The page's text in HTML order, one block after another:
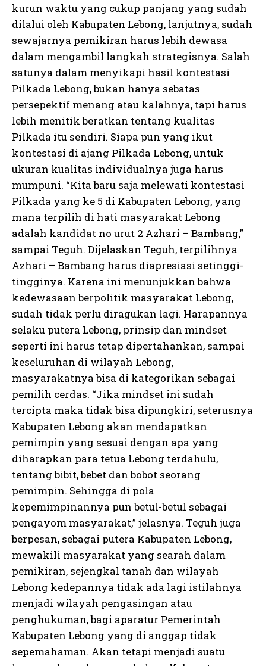
kurun waktu yang cukup panjang yang sudah
dilalui oleh Kabupaten Lebong, lanjutnya, sudah
sewajarnya pemikiran harus lebih dewasa
dalam mengambil langkah strategisnya. Salah
satunya dalam menyikapi hasil kontestasi
Pilkada Lebong, bukan hanya sebatas
persepektif menang atau kalahnya, tapi harus
lebih menitik beratkan tentang kualitas
Pilkada itu sendiri. Siapa pun yang ikut
kontestasi di ajang Pilkada Lebong, untuk
ukuran kualitas individualnya juga harus
mumpuni. “Kita baru saja melewati kontestasi
Pilkada yang ke 5 di Kabupaten Lebong, yang
mana terpilih di hati masyarakat Lebong
adalah kandidat no urut 2 Azhari – Bambang,”
sampai Teguh. Dijelaskan Teguh, terpilihnya
Azhari – Bambang harus diapresiasi setinggi-
tingginya. Karena ini menunjukkan bahwa
kedewasaan berpolitik masyarakat Lebong,
sudah tidak perlu diragukan lagi. Harapannya
selaku putera Lebong, prinsip dan mindset
seperti ini harus tetap dipertahankan, sampai
keseluruhan di wilayah Lebong,
masyarakatnya bisa di kategorikan sebagai
pemilih cerdas. “Jika mindset ini sudah
tercipta maka tidak bisa dipungkiri, seterusnya
Kabupaten Lebong akan mendapatkan
pemimpin yang sesuai dengan apa yang
diharapkan para tetua Lebong terdahulu,
tentang bibit, bebet dan bobot seorang
pemimpin. Sehingga di pola
kepemimpinannya pun betul-betul sebagai
pengayom masyarakat,” jelasnya. Teguh juga
berpesan, sebagai putera Kabupaten Lebong,
mewakili masyarakat yang searah dalam
pemikiran, sejengkal tanah dan wilayah
Lebong kedepannya tidak ada lagi istilahnya
menjadi wilayah pengasingan atau
penghukuman, bagi aparatur Pemerintah
Kabupaten Lebong yang di anggap tidak
sepemahaman. Akan tetapi menjadi suatu